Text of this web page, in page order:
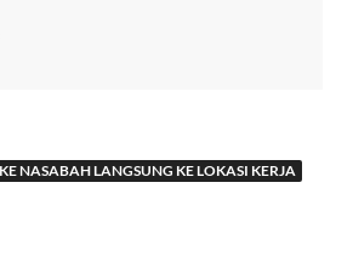
NASABAH LANGSUNG KE LOKASI KERJA